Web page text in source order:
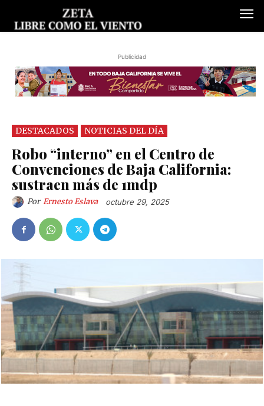
Publicidad
DESTACADOS NOTICIAS DEL DÍA
Robo “interno” en el Centro de
Convenciones de Baja California:
sustraen más de 1mdp
Por Ernesto Eslava octubre 29, 2025